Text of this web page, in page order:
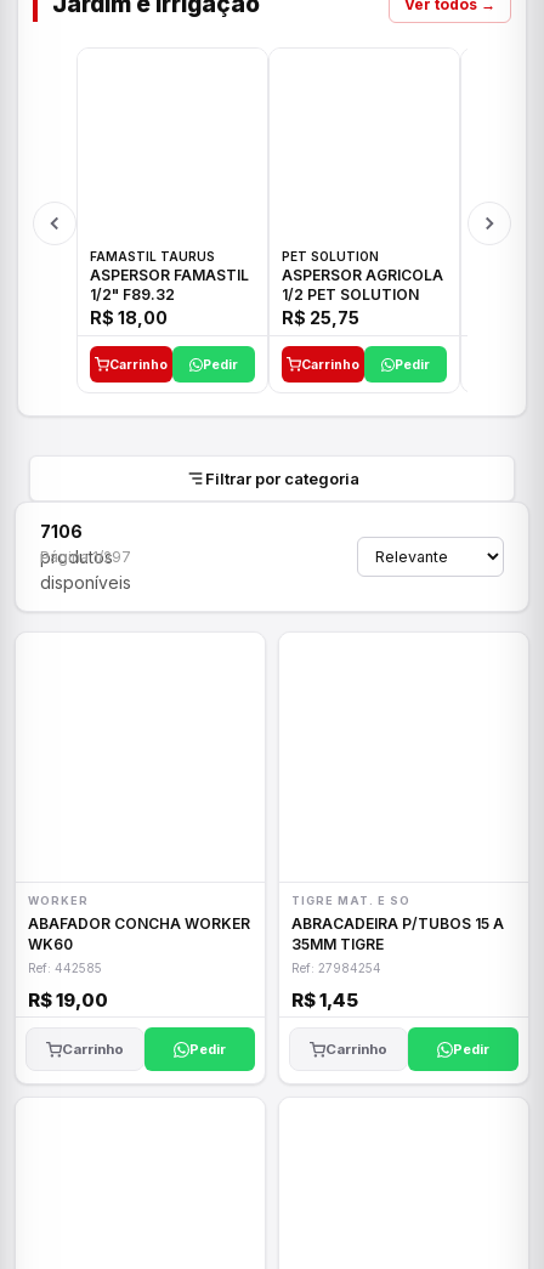
Ver todos →
FAMASTIL TAURUS
ASPERSOR FAMASTIL
1/2" F89.32
R$ 18,00
Carrinho Pedir
PET SOLUTION
ASPERSOR AGRICOLA
1/2 PET SOLUTION
R$ 25,75
Carrinho Pedir
Filtrar por categoria
7106
produtos
disponíveis
Página 1/297
WORKER
ABAFADOR CONCHA WORKER
WK60
Ref: 442585
R$ 19,00
Carrinho Pedir
TIGRE MAT. E SO
ABRACADEIRA P/TUBOS 15 A
35MM TIGRE
Ref: 27984254
R$ 1,45
Carrinho Pedir